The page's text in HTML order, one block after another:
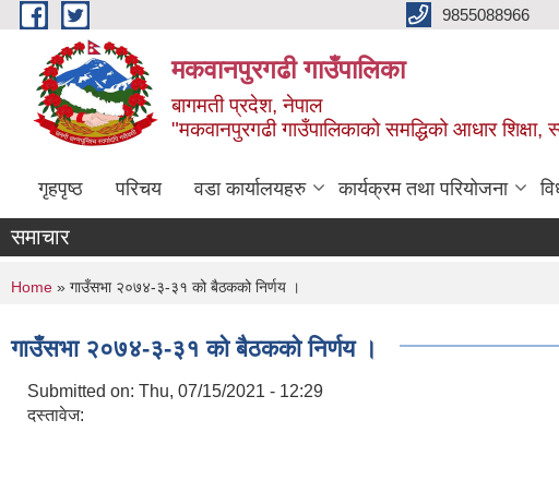
Skip to main content 9855088966
मकवानपुरगढी गाउँपालिका
बागमती प्रदेश, नेपाल
"मकवानपुरगढी गाउँपालिकाको समद्धिको आधार शिक्षा,
गृहपृष्ठ परिचय वडा कार्यालयहरु कार्यक्रम तथा परियोजना
समाचार
You are here
Home » गाउँसभा २०७४-३-३१ को बैठकको निर्णय ।
गाउँसभा २०७४-३-३१ को बैठकको निर्णय ।
Submitted on: Thu, 07/15/2021 - 12:29
दस्तावेज: